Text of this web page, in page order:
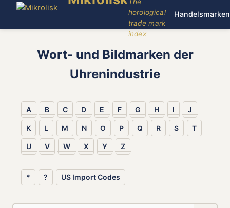
horological
trade mark
index
Handelsmarken
Wort- und Bildmarken der
Uhrenindustrie
A B C D E F G H I J
K L M N O P Q R S T
U V W X Y Z
* ? US Import Codes